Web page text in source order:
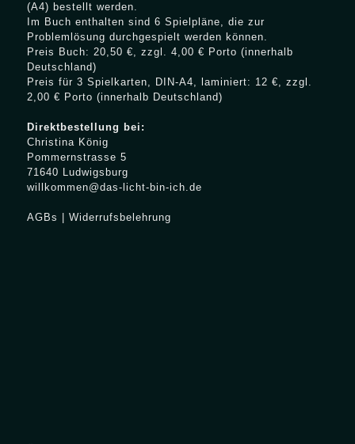
(A4) bestellt werden.
Im Buch enthalten sind 6 Spielpläne, die zur
Problemlösung durchgespielt werden können.
Preis Buch: 20,50 €, zzgl. 4,00 € Porto (innerhalb
Deutschland)
Preis für 3 Spielkarten, DIN-A4, laminiert: 12 €, zzgl.
2,00 € Porto (innerhalb Deutschland)
Direktbestellung bei:
Christina König
Pommernstrasse 5
71640 Ludwigsburg
willkommen@das-licht-bin-ich.de
AGBs Widerrufsbelehrung